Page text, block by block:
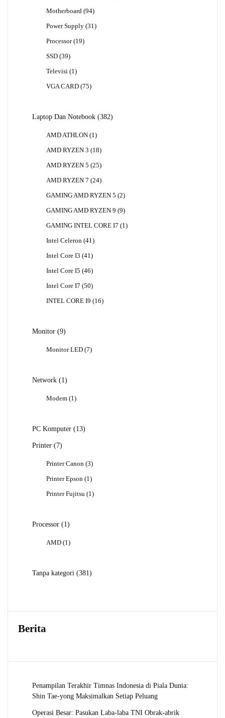
Motherboard 9494
Power Supply 31 31
Processor 1919
SSD 3939
Televisi
1 1
VGA CARD 7575
Laptop Dan Notebook 382382
AMD ATHLON 1 1
AMD RYZEN 3
1818
AMD RYZEN 5 2525
AMD RYZEN 7 2424
GAMING AMD RYZEN 5 22
GAMING AMD RYZEN 9 99
GAMING INTEL CORE I7
1 1
Intel Celeron 41 41
Intel Core I3 41 41
Intel Core I5 4646
Intel Core I7 5050
INTEL CORE I9
1616
Monitor 99
Monitor LED 77
Network 11
Modem 1 1
PC Komputer 1313
Printer
77
Printer Canon 33
Printer Epson
1 1
Printer Fujitsu
1 1
Processor 11
AMD 1 1
Tanpa kategori 381381
Berita
Penampilan Terakhir Timnas Indonesia di Piala Dunia:
Shin Tae-yong Maksimalkan Setiap Peluang
Operasi Besar: Pasukan Laba-laba TNI Obrak-abrik